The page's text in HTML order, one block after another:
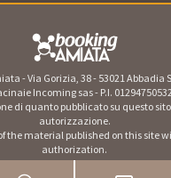
- Via Gorizia, 38 - 53021 Abbadia
Incoming sas - P.I.
di quanto pubblicato su questo
autorizzazione.
the material published on this site
authorization.
Menu Footer